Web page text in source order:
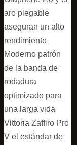
aro plegable
aseguran un alto
rendimiento
Moderno patrón
de la banda de
rodadura
optimizado para
una larga vida
Vittoria Zaffiro Pro
V el estándar de